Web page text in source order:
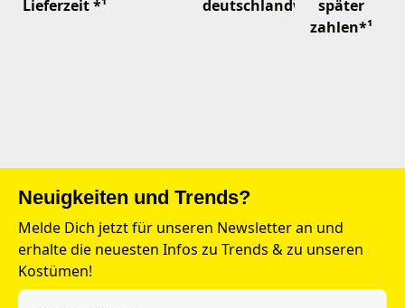
Lieferzeit *¹
deutschlandweitspäter
zahlen*¹
Neuigkeiten und Trends?
Melde Dich jetzt für unseren Newsletter an und
erhalte die neuesten Infos zu Trends & zu unseren
Kostümen!